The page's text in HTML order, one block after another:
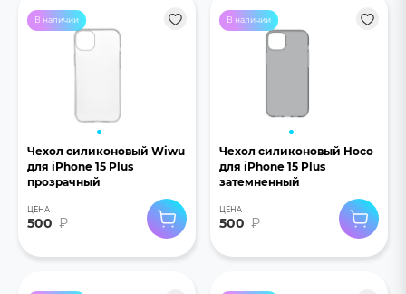
В наличии
Чехол силиконовый Wiwu
для iPhone 15 Plus
прозрачный
ЦЕНА
500 ₽
В наличии
Чехол силиконовый Hoco
для iPhone 15 Plus
затемненный
ЦЕНА
500 ₽